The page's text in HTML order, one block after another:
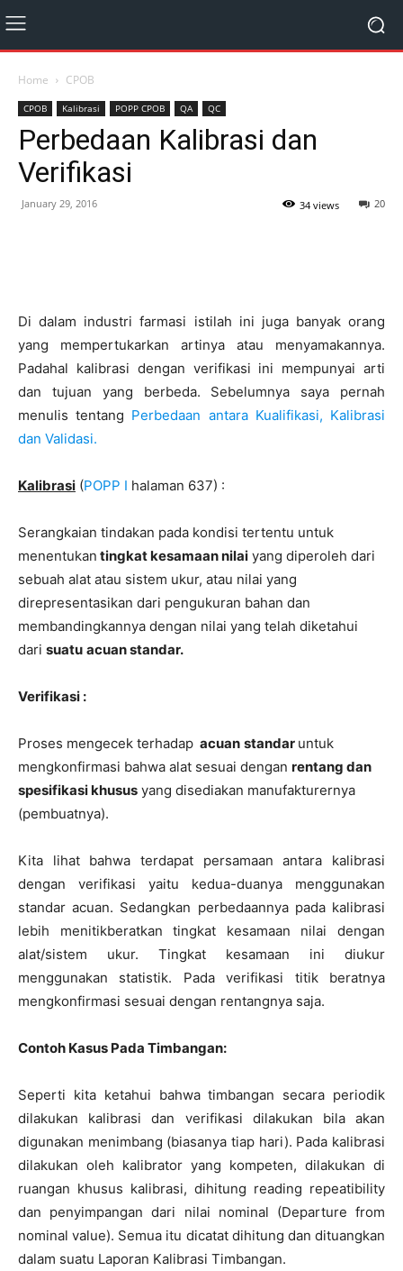
Home CPOB
CPOB Kalibrasi POPP CPOB QA QC
Perbedaan Kalibrasi dan
Verifikasi
January 29, 2016 20
34 views
Di dalam industri farmasi istilah ini juga banyak orang
yang mempertukarkan artinya atau menyamakannya.
Padahal kalibrasi dengan verifikasi ini mempunyai arti
dan tujuan yang berbeda. Sebelumnya saya pernah
menulis tentang Perbedaan antara Kualifikasi, Kalibrasi
dan Validasi.
Kalibrasi (POPP I halaman 637) :
Serangkaian tindakan pada kondisi tertentu untuk
menentukan tingkat kesamaan nilai yang diperoleh dari
sebuah alat atau sistem ukur, atau nilai yang
direpresentasikan dari pengukuran bahan dan
membandingkannya dengan nilai yang telah diketahui
dari suatu acuan standar.
Verifikasi :
Proses mengecek terhadap acuan standar untuk
mengkonfirmasi bahwa alat sesuai dengan rentang dan
spesifikasi khusus yang disediakan manufakturernya
(pembuatnya).
Kita lihat bahwa terdapat persamaan antara kalibrasi
dengan verifikasi yaitu kedua-duanya menggunakan
standar acuan. Sedangkan perbedaannya pada kalibrasi
lebih menitikberatkan tingkat kesamaan nilai dengan
alat/sistem ukur. Tingkat kesamaan ini diukur
menggunakan statistik. Pada verifikasi titik beratnya
mengkonfirmasi sesuai dengan rentangnya saja.
Contoh Kasus Pada Timbangan:
Seperti kita ketahui bahwa timbangan secara periodik
dilakukan kalibrasi dan verifikasi dilakukan bila akan
digunakan menimbang (biasanya tiap hari). Pada kalibrasi
dilakukan oleh kalibrator yang kompeten, dilakukan di
ruangan khusus kalibrasi, dihitung reading repeatibility
dan penyimpangan dari nilai nominal (Departure from
nominal value). Semua itu dicatat dihitung dan dituangkan
dalam suatu Laporan Kalibrasi Timbangan.